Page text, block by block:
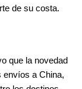
de su costa.
que la novedad
envíos a China,